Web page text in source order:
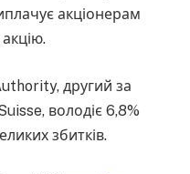
акціонерам
другий за
володіє 6,8%
збитків.